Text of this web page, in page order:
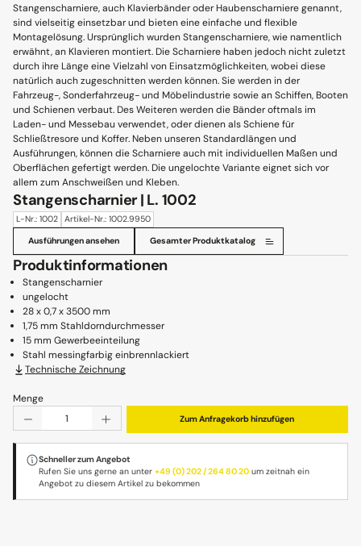
Stangenscharniere, auch Klavierbänder oder Haubenscharniere genannt,
sind vielseitig einsetzbar und bieten eine einfache und flexible
Montagelösung. Ursprünglich wurden Stangenscharniere, wie namentlich
erwähnt, an Klavieren montiert. Die Scharniere haben jedoch nicht zuletzt
durch ihre Länge eine Vielzahl von Einsatzmöglichkeiten, wobei diese
natürlich auch zugeschnitten werden können. Sie werden in der
Fahrzeug-, Sonderfahrzeug- und Möbelindustrie sowie an Schiffen, Booten
und Schienen verbaut. Des Weiteren werden die Bänder oftmals im
Laden- und Messebau verwendet, oder dienen als Schiene für
Schließtresore und Koffer. Neben unseren Standardlängen und
Ausführungen, können die Scharniere auch mit individuellen Maßen und
Oberflächen gefertigt werden. Die ungelochte Variante eignet sich vor
allem zum Anschweißen und Kleben.
Stangenscharnier | L. 1002
L-Nr.: 1002 Artikel-Nr.: 1002.9950
Ausführungen ansehen Gesamter Produktkatalog
Produktinformationen
Stangenscharnier
ungelocht
28 x 0,7 x 3500 mm
1,75 mm Stahldorndurchmesser
15 mm Gewerbeeinteilung
Stahl messingfarbig einbrennlackiert
Technische Zeichnung
Menge
Produkt Anzahl: Gib den gewünschten Wert ein oder
Zum Anfragekorb hinzufügen
Schneller zum Angebot
Rufen Sie uns gerne an unter+49 (0) 202 / 264 80 20 um zeitnah ein
Angebot zu diesem Artikel zu bekommen